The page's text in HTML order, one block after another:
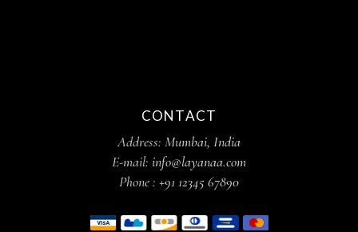
CONTACT
Address: Mumbai, India
E-mail: info@layanaa.com
Phone : +91 12345 67890